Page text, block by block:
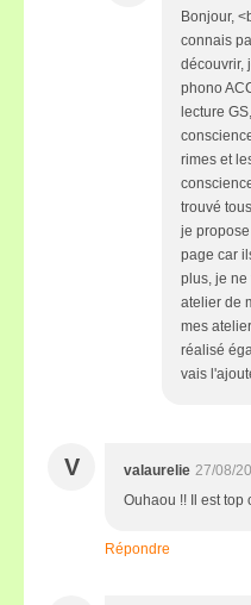
Bonjour,
connais
découvrir,
phono
lecture
rimes et
trouvé
je
page car
plus, je ne
atelier de
mes
réalisé
vais
V valaurelie 27/08/
Ouhaou !! Il est top
Répondre